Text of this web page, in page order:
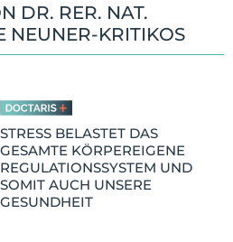
DR. RER. NAT.
NEUNER-KRITIKOS
STRESS BELASTET DAS
GESAMTE KÖRPEREIGENE
REGULATIONSSYSTEM UND
SOMIT AUCH UNSERE
GESUNDHEIT